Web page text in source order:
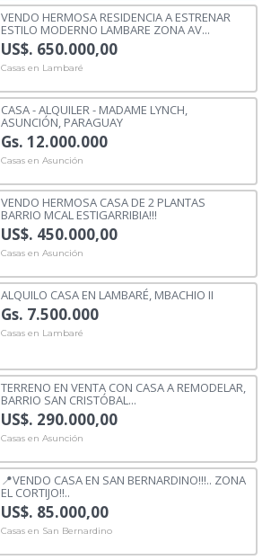
VENDO HERMOSA RESIDENCIA A ESTRENAR
ESTILO MODERNO LAMBARE ZONA AV...
US$. 650.000,00
Casas en Lambaré
CASA - ALQUILER - MADAME LYNCH,
ASUNCIÓN, PARAGUAY
Gs. 12.000.000
Casas en Asunción
VENDO HERMOSA CASA DE 2 PLANTAS
BARRIO MCAL ESTIGARRIBIA!!!
US$. 450.000,00
Casas en Asunción
ALQUILO CASA EN LAMBARÉ, MBACHIO II
Gs. 7.500.000
Casas en Lambaré
TERRENO EN VENTA CON CASA A REMODELAR,
BARRIO SAN CRISTÓBAL...
US$. 290.000,00
Casas en Asunción
📍VENDO CASA EN SAN BERNARDINO!!!.. ZONA
EL CORTIJO!!..
US$. 85.000,00
Casas en San Bernardino